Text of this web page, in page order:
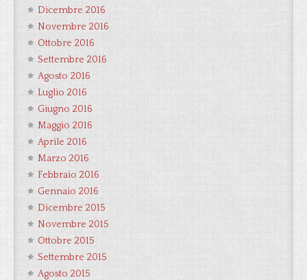
Dicembre 2016
Novembre 2016
Ottobre 2016
Settembre 2016
Agosto 2016
Luglio 2016
Giugno 2016
Maggio 2016
Aprile 2016
Marzo 2016
Febbraio 2016
Gennaio 2016
Dicembre 2015
Novembre 2015
Ottobre 2015
Settembre 2015
Agosto 2015